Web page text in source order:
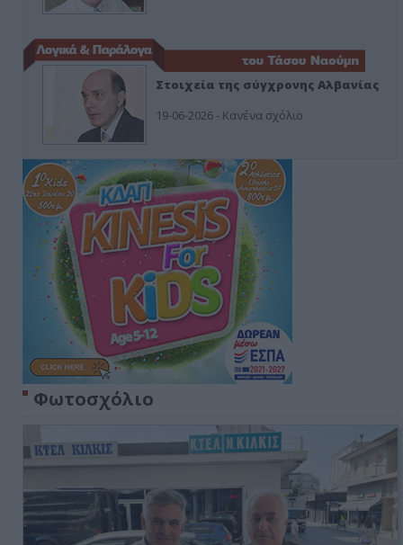
Στοιχεία της σύγχρονης Αλβανίας
19-06-2026 - Κανένα σχόλιο
Φωτοσχόλιο